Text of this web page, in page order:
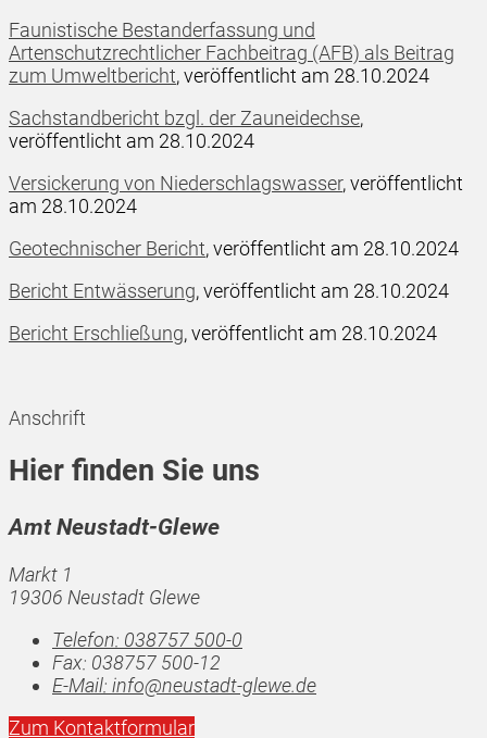
Faunistische Bestanderfassung und
Artenschutzrechtlicher Fachbeitrag (AFB) als Beitrag
zum Umweltbericht, veröffentlicht am 28.10.2024
Sachstandbericht bzgl. der Zauneidechse,
veröffentlicht am 28.10.2024
Versickerung von Niederschlagswasser, veröffentlicht
am 28.10.2024
Geotechnischer Bericht, veröffentlicht am 28.10.2024
Bericht Entwässerung, veröffentlicht am 28.10.2024
Bericht Erschließung, veröffentlicht am 28.10.2024
Anschrift
Hier finden Sie uns
Amt Neustadt-Glewe
Markt 1
19306 Neustadt Glewe
Telefon: 038757 500-0
Fax: 038757 500-12
E-Mail: info@neustadt-glewe.de
Zum Kontaktformular